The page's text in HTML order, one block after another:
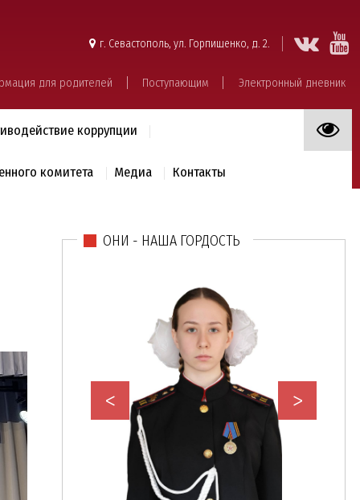
г. Севастополь, ул. Горпищенко, д. 2.
для родителей Поступающим Электронный дневник
коррупции
комитета Медиа Контакты
ОНИ - НАША ГОРДОСТЬ
< >